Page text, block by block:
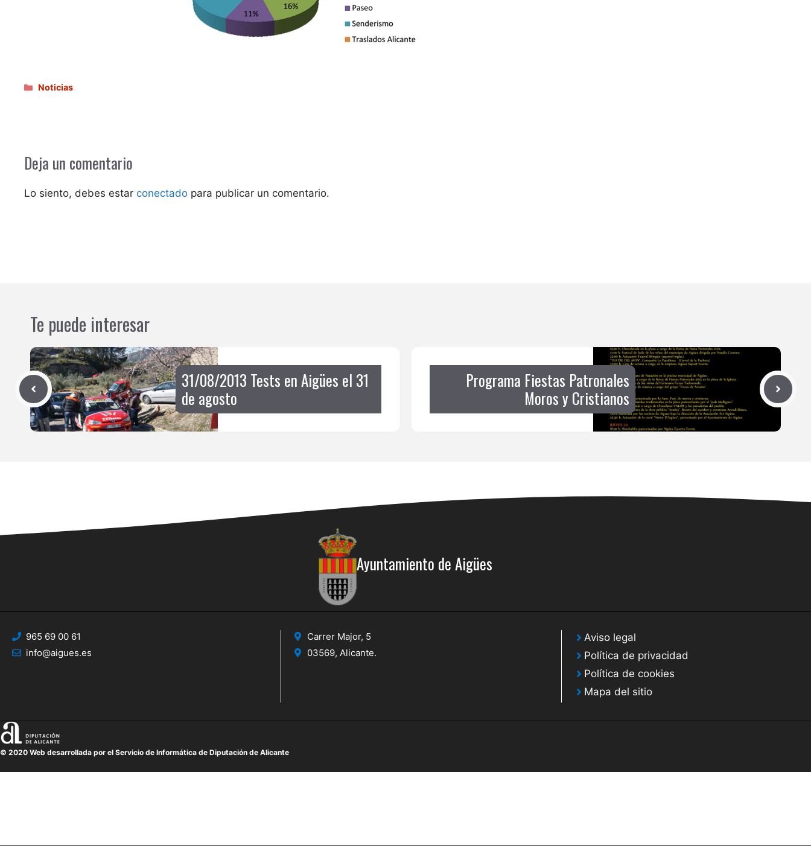
Categorías
Noticias
Deja un comentario
Lo siento, debes estar conectado para publicar un comentario.
Te puede interesar
31/08/2013 Tests en Aigües el 31
de agosto
Programa Fiestas Patronales
Moros y Cristianos
Ayuntamiento de Aigües
965 69 00 61
info@aigues.es
Carrer Major, 5
03569, Alicante.
Aviso legal
Política de privacidad
Política de cookies
Mapa del sitio
© 2020 Web desarrollada por el Servicio de Informática de Diputación de Alicante